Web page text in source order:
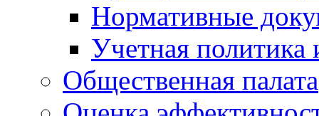
Нормативные
Учетная политика
Общественная палата